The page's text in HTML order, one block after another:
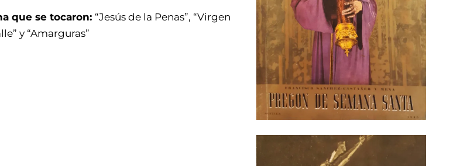
que se tocaron: “Jesús de la Penas”, “Virgen
y “Amarguras”